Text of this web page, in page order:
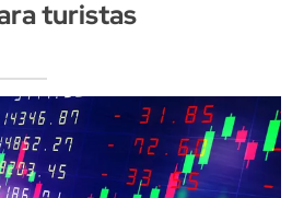
turistas